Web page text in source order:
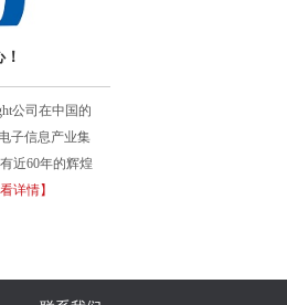
公司在中国的
子信息产业集
近60年的辉煌
详情】